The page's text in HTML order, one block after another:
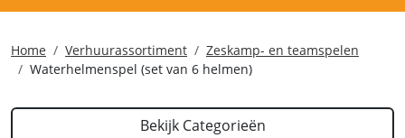
Home Verhuurassortiment
Zeskamp- en teamspelen
Waterhelmenspel (set van 6 helmen)
Bekijk Categorieën